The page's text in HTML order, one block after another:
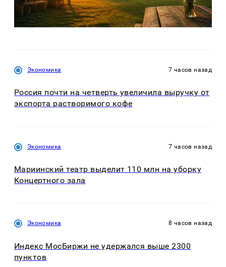
Экономика 7 часов назад
Россия почти на четверть увеличила выручку от
экспорта растворимого кофе
Экономика 7 часов назад
Мариинский театр выделит 110 млн на уборку
Концертного зала
Экономика 8 часов назад
Индекс МосБиржи не удержался выше 2300
пунктов